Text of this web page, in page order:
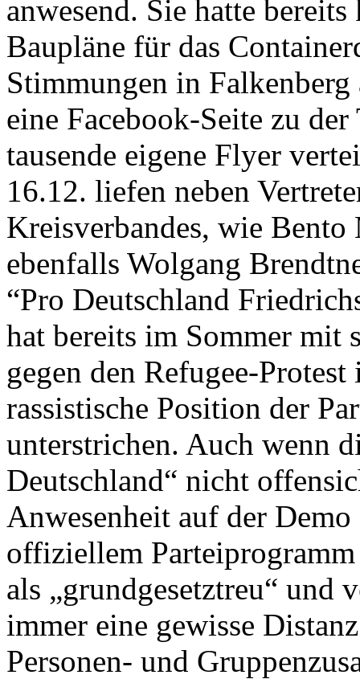
anwesend. Sie hatte
Baupläne für das
Stimmungen in
eine Facebook-Seite zu
tausende eigene Flyer
16.12. liefen neben
Kreisverbandes, wie
ebenfalls Wolgang
“Pro Deutschland
hat bereits im Sommer mit
gegen den Refugee-
rassistische Position der
unterstrichen. Auch wenn
Deutschland“ nicht
Anwesenheit auf der
offiziellem
als „grundgesetztreu“ und
immer eine gewisse
Personen- und